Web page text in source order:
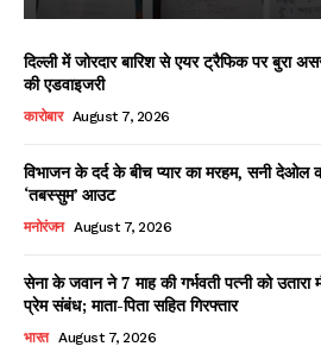
दिल्ली में जोरदार बारिश से एयर ट्रैफिक पर बुरा
की एडवाइजरी
कारोबार August 7, 2026
विभाजन के दर्द के बीच प्यार का मरहम, सनी देओल
‘तबस्सुम’ आउट
मनोरंजन August 7, 2026
सेना के जवान ने 7 माह की गर्भवती पत्नी को
प्रेम संबंध; माता-पिता सहित गिरफ्तार
भारत August 7, 2026